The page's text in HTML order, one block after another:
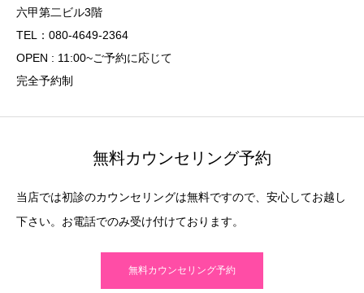
六甲第二ビル3階
TEL：080-4649-2364
OPEN : 11:00~ご予約に応じて
完全予約制
無料カウンセリング予約
当店では初診のカウンセリングは無料ですので、安心してお越し
下さい。お電話でのみ受け付けております。
無料カウンセリング予約